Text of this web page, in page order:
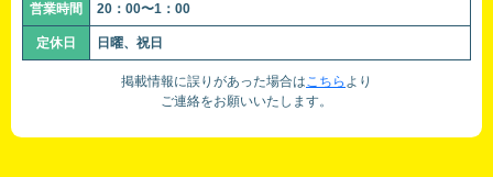
営業時間 20：00〜1：00
定休日 日曜、祝日
掲載情報に誤りがあった場合はこちら より
ご連絡をお願いいたします。